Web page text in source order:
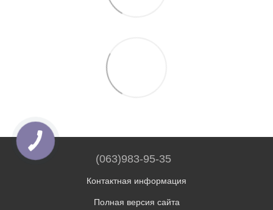
(063)983-95-35
Контактная информация
Полная версия сайта